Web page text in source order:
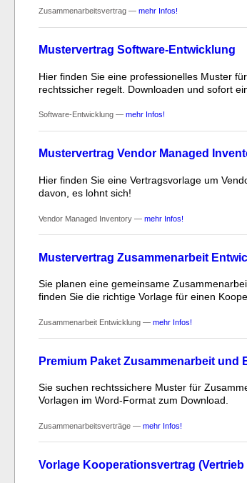
Zusammenarbeitsvertrag — mehr Infos!
Mustervertrag Software-Entwicklung
Hier finden Sie eine professionelles Muster
rechtssicher regelt. Downloaden und sofort
Software-Entwicklung — mehr Infos!
Mustervertrag Vendor Managed
Hier finden Sie eine Vertragsvorlage um
davon, es lohnt sich!
Vendor Managed Inventory — mehr Infos!
Mustervertrag Zusammenarbeit
Sie planen eine gemeinsame
finden Sie die richtige Vorlage für einen
Zusammenarbeit Entwicklung — mehr Infos!
Premium Paket Zusammenarbeit und
Sie suchen rechtssichere Muster für
Vorlagen im Word-Format zum Download.
Zusammenarbeitsverträge — mehr Infos!
Vorlage Kooperationsvertrag